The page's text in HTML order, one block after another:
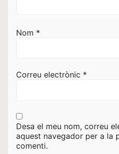
Nom *
Correu electrònic *
Desa el meu nom, correu
aquest navegador per a la
comenti.